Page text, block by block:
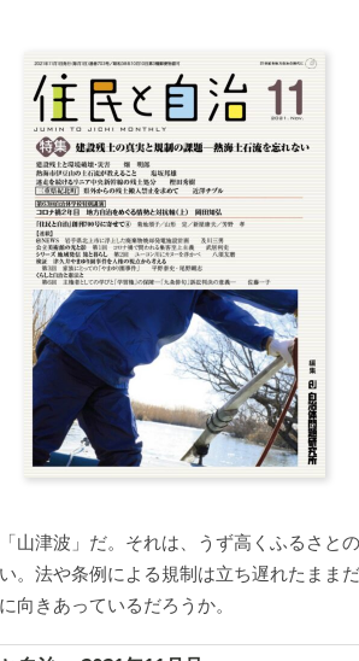
山津波」だ。それは、うず高くふるさと
。法や条例による規制は立ち遅れたまま
向きあっているだろうか。